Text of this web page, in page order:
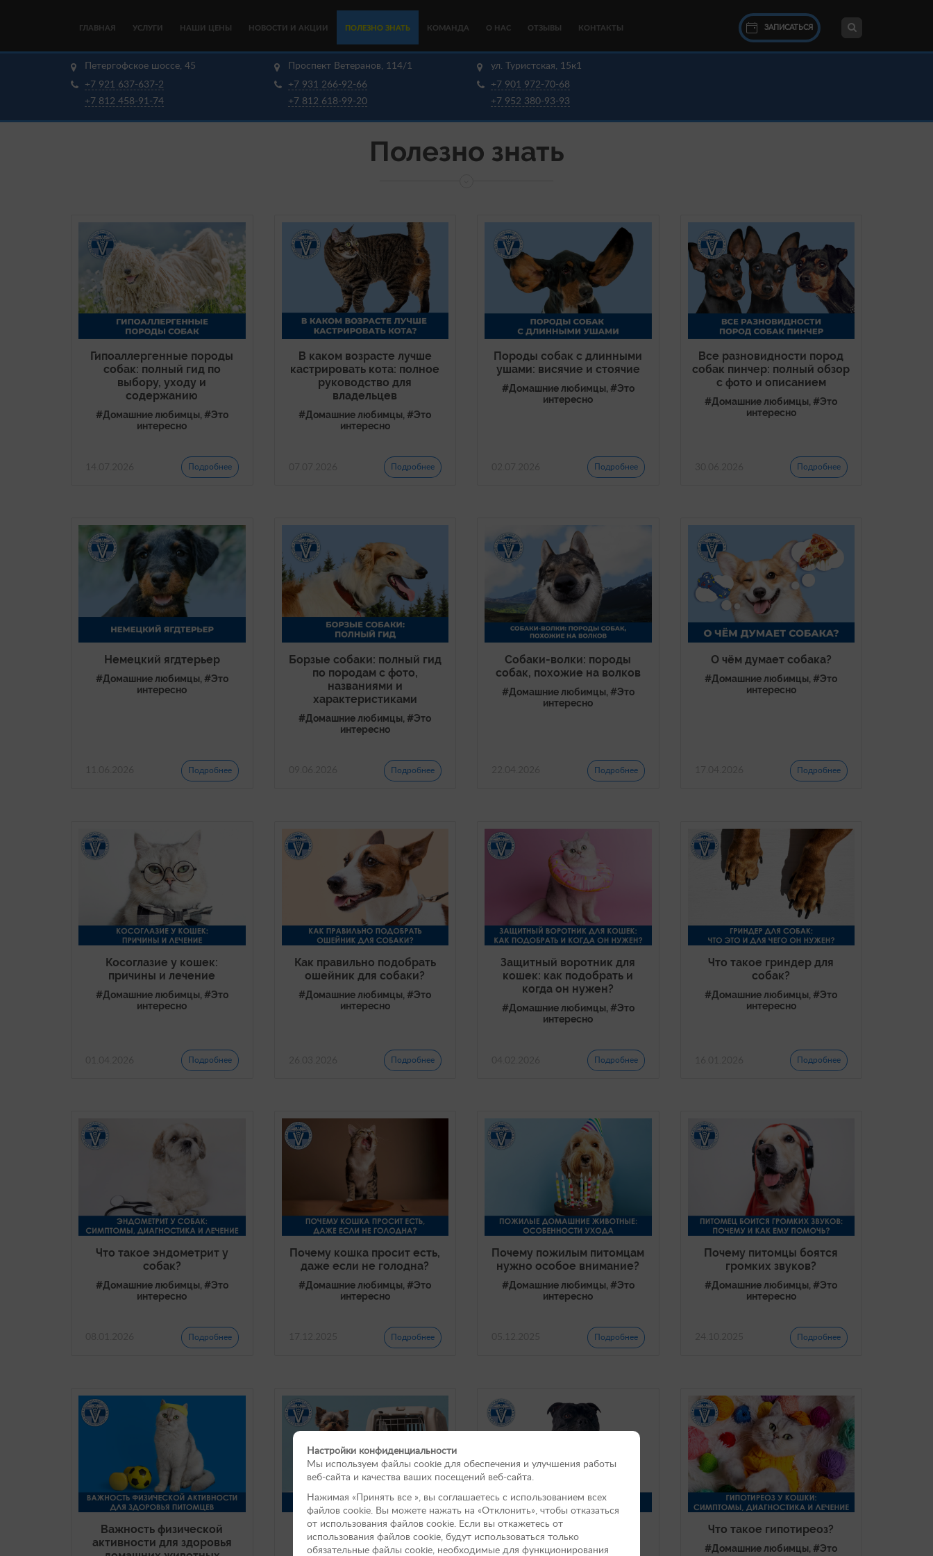
ГЛАВНАЯ УСЛУГИ НАШИ ЦЕНЫ НОВОСТИ И АКЦИИ ПОЛЕЗНО ЗНАТЬ КОМАНДА О НАС ОТЗЫВЫ КОНТАКТЫ ЗАПИСАТЬСЯ
Петергофское шоссе, 45
+7 921 637-637-2
+7 812 458-91-74
Проспект Ветеранов, 114/1
+7 931 266-92-66
+7 812 618-99-20
ул. Туристская, 15к1
+7 901 972-70-68
+7 952 380-93-93
Полезно знать
Гипоаллергенные породы
собак: полный гид по
выбору, уходу и
содержанию
#Домашние любимцы, #Это
интересно
Подробнее
В каком возрасте лучше
кастрировать кота: полное
руководство для
владельцев
#Домашние любимцы, #Это
интересно
Подробнее
Породы собак с длинными
ушами: висячие и стоячие
#Домашние любимцы, #Это
интересно
Подробнее
Все разновидности пород
собак пинчер: полный обзор
с фото и описанием
#Домашние любимцы, #Это
интересно
Подробнее
Немецкий ягдтерьер
#Домашние любимцы, #Это
интересно
Подробнее
Борзые собаки: полный гид
по породам с фото,
названиями и
характеристиками
#Домашние любимцы, #Это
интересно
Подробнее
Собаки-волки: породы
собак, похожие на волков
#Домашние любимцы, #Это
интересно
Подробнее
О чём думает собака?
#Домашние любимцы, #Это
интересно
Подробнее
Косоглазие у кошек:
причины и лечение
#Домашние любимцы, #Это
интересно
Подробнее
Как правильно подобрать
ошейник для собаки?
#Домашние любимцы, #Это
интересно
Подробнее
Защитный воротник для
кошек: как подобрать и
когда он нужен?
#Домашние любимцы, #Это
интересно
Подробнее
Что такое гриндер для
собак?
#Домашние любимцы, #Это
интересно
Подробнее
Что такое эндометрит у
собак?
#Домашние любимцы, #Это
интересно
Подробнее
Почему кошка просит есть,
даже если не голодна?
#Домашние любимцы, #Это
интересно
Подробнее
Почему пожилым питомцам
нужно особое внимание?
#Домашние любимцы, #Это
интересно
Подробнее
Почему питомцы боятся
громких звуков?
#Домашние любимцы, #Это
интересно
Подробнее
Важность физической
активности для здоровья
Как правильно выбрать
переноску для питомца?
Что такое кёрунг собак и
для чего он нужен?
Что такое гипотиреоз?
#Домашние любимцы, #Это
Настройки конфиденциальности
Мы используем файлы cookie для обеспечения и улучшения работы
веб-сайта и качества ваших посещений веб-сайта.
Нажимая «Принять вce », вы соглашаетесь с использованием всех
файлов cookie. Вы можете нажать на «Отклонить», чтобы отказаться
от использования файлов сookie. Если вы откажетесь от
использования файлов cookie, будут использоваться только
обязательные файлы cookie, необходимые для функционирования